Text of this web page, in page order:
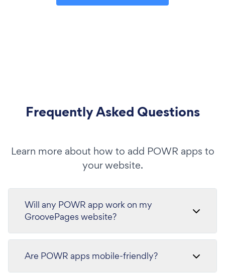
Frequently Asked Questions
Learn more about how to add POWR apps to
your website.
Will any POWR app work on my
GroovePages website?
Are POWR apps mobile-friendly?